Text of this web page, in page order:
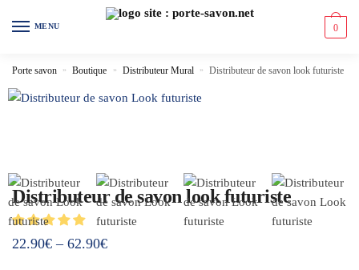
MENU 0
Porte savon » Boutique » Distributeur Mural » Distributeur de savon look futuriste
Distributeur de savon look futuriste
22.90€ – 62.90€